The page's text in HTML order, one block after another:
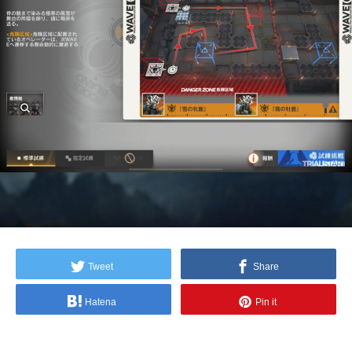
Tweet Share
Hatena Pin it